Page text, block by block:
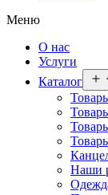
Меню
О нас
Услуги
Каталог
Наши